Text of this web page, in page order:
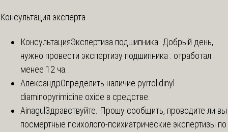
Консультация эксперта
КонсультацияЭкспертиза подшипника. Добрый день,
нужно провести экспертизу подшипника : отработал
менее 12 ча...
АлександрОпределить наличие pyrrolidinyl
diaminopyrimidine oxide в средстве.
Ainagul Здравствуйте. Прошу сообщить, проводите ли вы
посмертные психолого-психиатрические экспертизы по